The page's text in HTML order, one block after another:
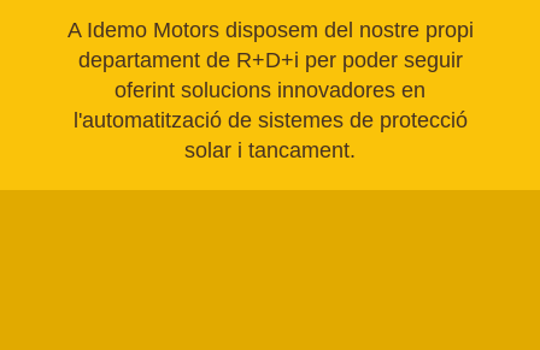
A Idemo Motors disposem del nostre propi
departament de R+D+i per poder seguir
oferint solucions innovadores en
l'automatització de sistemes de protecció
solar i tancament.